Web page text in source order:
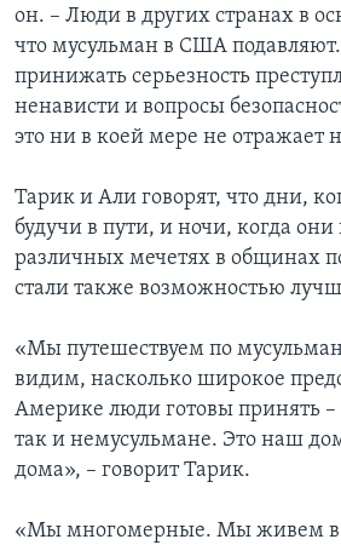
он. – Люди в других странах в
что мусульман в США
принижать серьезность
ненависти и вопросы
это ни в коей мере не отражает
Тарик и Али говорят, что дни,
будучи в пути, и ночи, когда они
различных мечетях в общинах
стали также возможностью
«Мы путешествуем по
видим, насколько широкое
Америке люди готовы принять –
так и немусульмане. Это наш
дома», – говорит Тарик.
«Мы многомерные. Мы живем в